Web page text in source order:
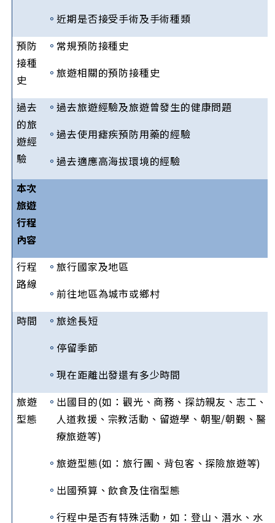
。 近期是否接受手術及手術種類
預防
接種
史
。 常規預防接種史
。旅遊相關的預防接種史
過去
的旅
遊經
驗
。過去旅遊經驗及旅遊曾發生的健康問題
。過去使用瘧疾預防用藥的經驗
。過去適應高海拔環境的經驗
本次
旅遊
行程
內容
行程
路線
。旅行國家及地區
。前往地區為城市或鄉村
時間
。旅途長短
。 停留季節
。現在距離出發還有多少時間
旅遊
型態
。 出國目的(如：觀光、商務、探訪親友、志工、
人道救援、宗教活動、留遊學、朝聖/朝覲、醫
療旅遊等)
。旅遊型態(如：旅行團、背包客、探險旅遊等)
。 出國預算、飲食及住宿型態
。行程中是否有特殊活動，如：登山、潛水、水